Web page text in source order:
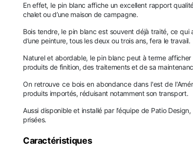
En effet, le pin blanc affiche un excellent rapport
chalet ou d’une maison de campagne.
Bois tendre, le pin blanc est souvent déjà traité, ce qui
d’une peinture, tous les deux ou trois ans, fera le travail.
Naturel et abordable, le pin blanc peut à terme
produits de finition, des traitements et de sa
On retrouve ce bois en abondance dans l'est de
produits importés, réduisant notamment son transport.
Aussi disponible et installé par l’équipe de Patio
prisées.
Caractéristiques